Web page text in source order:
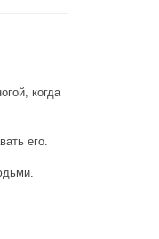
когда
его.